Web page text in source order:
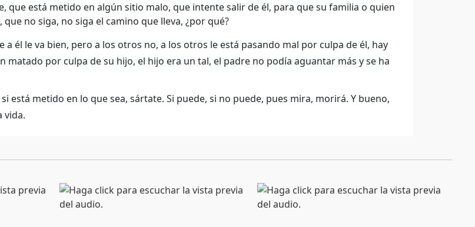
que está metido en algún sitio malo, que intente salir de él, para que su familia o quien
que no siga, no siga el camino que lleva, ¿por qué?
a él le va bien, pero a los otros no, a los otros le está pasando mal por culpa de él, hay
matado por culpa de su hijo, el hijo era un tal, el padre no podía aguantar más y se ha
si está metido en lo que sea, sártate. Si puede, si no puede, pues mira, morirá. Y bueno,
vida.